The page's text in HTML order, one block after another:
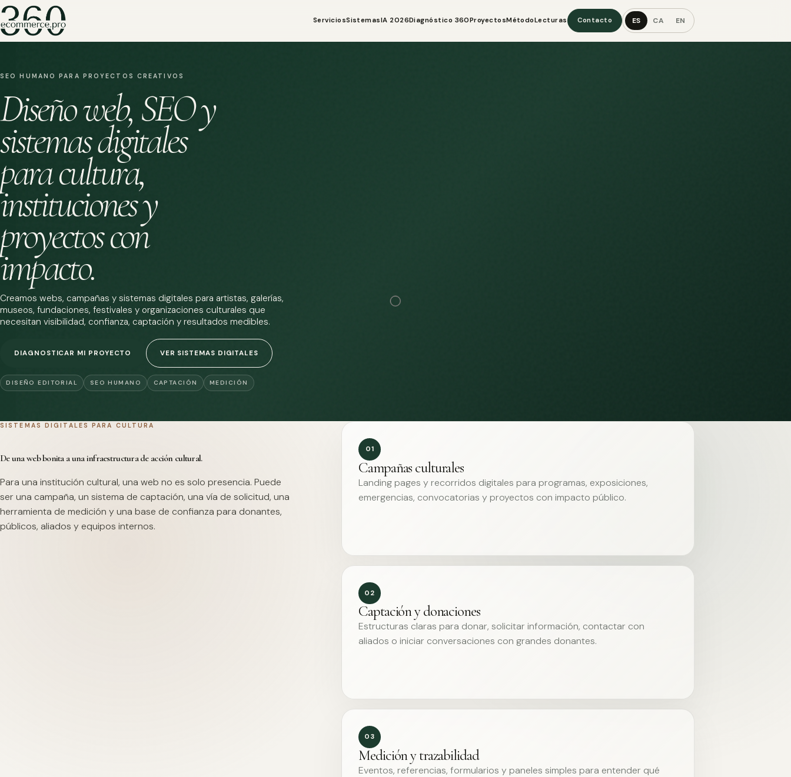
ServiciosSistemasIA 2026Diagnóstico 360ProyectosMétodoLecturas Contacto ES CA EN
SEO HUMANO PARA PROYECTOS CREATIVOS
Diseño web, SEO y
sistemas digitales
para cultura,
instituciones y
proyectos con
impacto.
Creamos webs, campañas y sistemas digitales para artistas, galerías,
museos, fundaciones, festivales y organizaciones culturales que
necesitan visibilidad, confianza, captación y resultados medibles.
DIAGNOSTICAR MI PROYECTO VER SISTEMAS DIGITALES
DISEÑO EDITORIAL SEO HUMANO CAPTACIÓN MEDICIÓN
SISTEMAS DIGITALES PARA CULTURA
De una web bonita a una infraestructura de acción cultural.
Para una institución cultural, una web no es solo presencia. Puede
ser una campaña, un sistema de captación, una vía de solicitud, una
herramienta de medición y una base de confianza para donantes,
públicos, aliados y equipos internos.
01
Campañas culturales
Landing pages y recorridos digitales para programas, exposiciones,
emergencias, convocatorias y proyectos con impacto público.
02
Captación y donaciones
Estructuras claras para donar, solicitar información, contactar con
aliados o iniciar conversaciones con grandes donantes.
03
Medición y trazabilidad
Eventos, referencias, formularios y paneles simples para entender qué